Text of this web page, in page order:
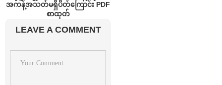
အကန့်အသတ်မရှိပိတ်ကြောင်း PDF
စာထုတ်
LEAVE A COMMENT